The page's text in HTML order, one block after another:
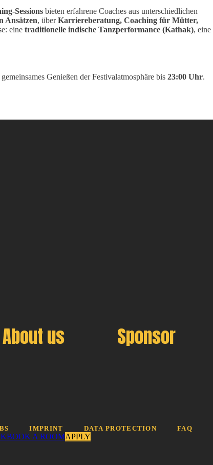
Sessions bieten erfahrene Coaches aus unterschiedlichen
Ansätzen, überKarriereberatung, Coaching für Mütter,
eine traditionelle indische Tanzperformance (Kathak), eine
Genießen der Festivalatmosphäre bis 23:00 Uhr.
About us Sponsor
IMPRINT DATA PROTECTION FAQ
BOOK A ROOMAPPLY